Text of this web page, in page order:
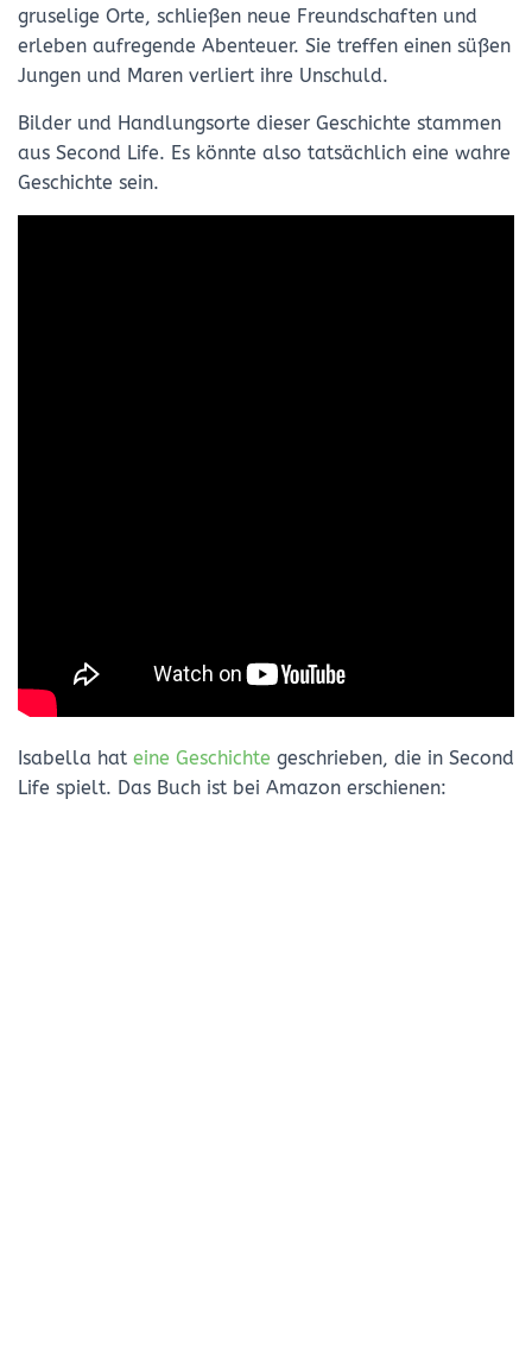
gruselige Orte, schließen neue Freundschaften und
erleben aufregende Abenteuer. Sie treffen einen süßen
Jungen und Maren verliert ihre Unschuld.
Bilder und Handlungsorte dieser Geschichte stammen
aus Second Life. Es könnte also tatsächlich eine wahre
Geschichte sein.
Isabella hat eine Geschichte geschrieben, die in Second
Life spielt. Das Buch ist bei Amazon erschienen: